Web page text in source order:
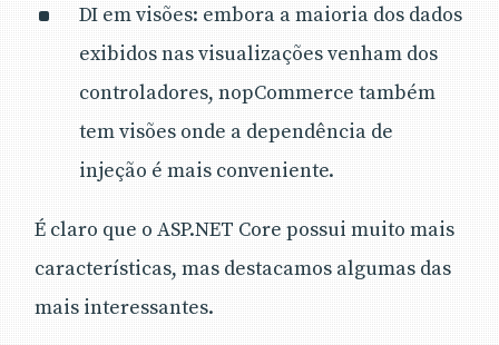
DI em visões: embora a maioria dos dados
exibidos nas visualizações venham dos
controladores, nopCommerce também
tem visões onde a dependência de
injeção é mais conveniente.
É claro que o ASP.NET Core possui muito mais
características, mas destacamos algumas das
mais interessantes.